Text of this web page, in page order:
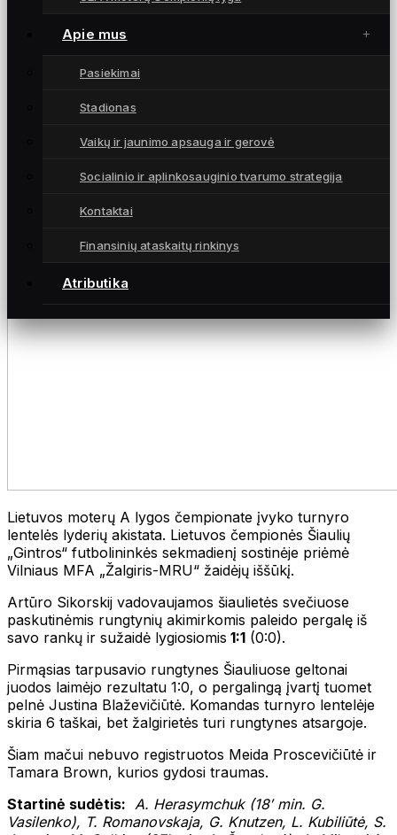
Apie mus
Pasiekimai
Stadionas
Vaikų ir jaunimo apsauga ir gerovė
Socialinio ir aplinkosauginio tvarumo strategija
Kontaktai
Finansinių ataskaitų rinkinys
Atributika
Lietuvos moterų A lygos čempionate įvyko turnyro
lentelės lyderių akistata. Lietuvos čempionės Šiaulių
„Gintros“ futbolininkės sekmadienį sostinėje priėmė
Vilniaus MFA „Žalgiris-MRU“ žaidėjų iššūkį.
Artūro Sikorskij vadovaujamos šiaulietės svečiuose
paskutinėmis rungtynių akimirkomis paleido pergalę iš
savo rankų ir sužaidė lygiosiomis 1:1 (0:0).
Pirmąsias tarpusavio rungtynes Šiauliuose geltonai
juodos laimėjo rezultatu 1:0, o pergalingą įvartį tuomet
pelnė Justina Blaževičiūtė. Komandas turnyro lentelėje
skiria 6 taškai, bet žalgirietės turi rungtynes atsargoje.
Šiam mačui nebuvo registruotos Meida Proscevičiūtė ir
Tamara Brown, kurios gydosi traumas.
Startinė sudėtis: A. Herasymchuk (18′ min. G.
Vasilenko), T. Romanovskaja, G. Knutzen, L. Kubiliūtė, S.